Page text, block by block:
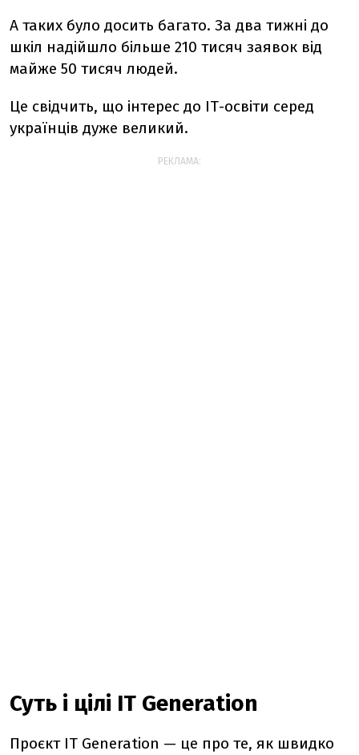
А таких було досить багато. За два тижні до
шкіл надійшло більше 210 тисяч заявок від
майже 50 тисяч людей.
Це свідчить, що інтерес до ІТ-освіти серед
українців дуже великий.
РЕКЛАМА:
Суть і цілі IT Generation
Проєкт ІТ Generation — це про те, як швидко